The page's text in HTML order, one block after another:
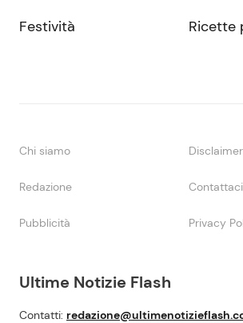
Ultime Notizie Flash
Contatti:
Festività Ricette
Chi siamo
Redazione Contattaci
Pubblicità Privacy